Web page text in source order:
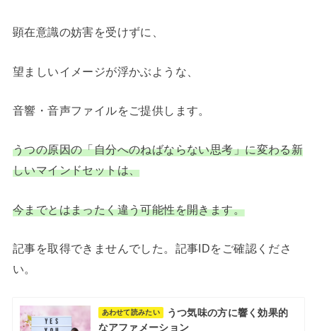
顕在意識の妨害を受けずに、
望ましいイメージが浮かぶような、
音響・音声ファイルをご提供します。
うつの原因の「自分へのねばならない思考」に変わる新
しいマインドセットは、
今までとはまったく違う可能性を開きます。
記事を取得できませんでした。記事IDをご確認くださ
い。
あわせて読みたい
うつ気味の方に響く効果的
なアファメーション